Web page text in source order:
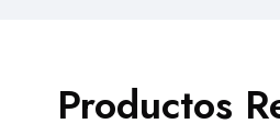
Productos